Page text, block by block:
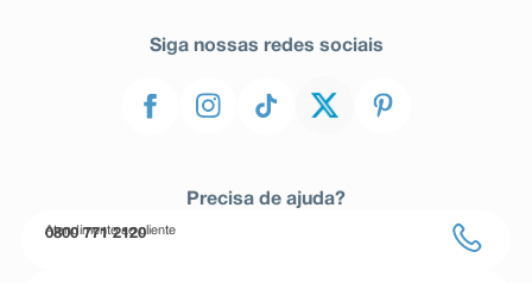
Siga nossas redes sociais
Precisa de ajuda?
Atendimento ao cliente
0800 771 2120